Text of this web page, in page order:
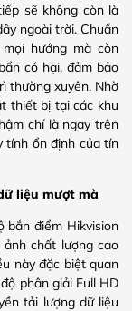
sẽ không còn là
ngoài trời. Chuẩn
hướng mà còn
có hại, đảm bảo
thường xuyên. Nhờ
thiết bị tại các khu
chí là ngay trên
tính ổn định của tín
liệu mượt mà
bắn điểm Hikvision
chất lượng cao
này đặc biệt quan
phân giải Full HD
tải lượng dữ liệu